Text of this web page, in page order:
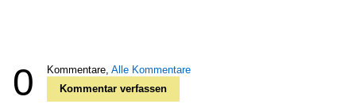
0 Kommentare, Alle Kommentare
Kommentar verfassen